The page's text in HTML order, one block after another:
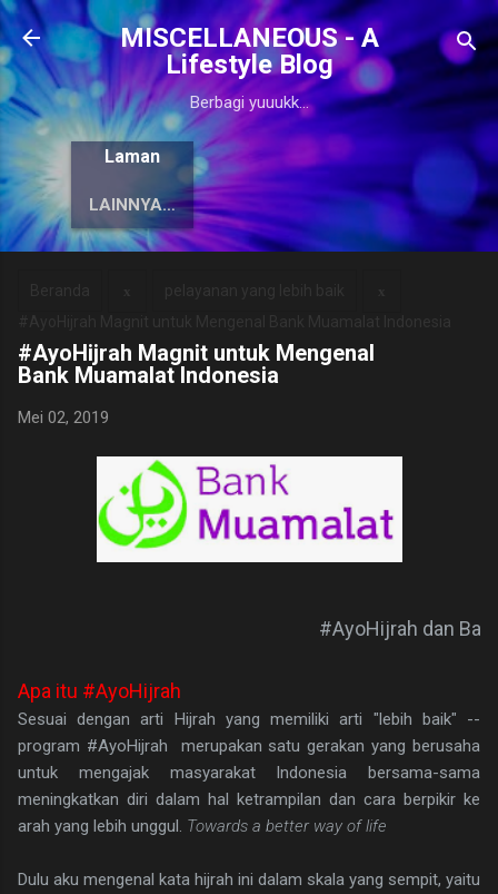
Langsung ke konten utama
MISCELLANEOUS - A
Lifestyle Blog
Berbagi yuuukk...
Laman
LAINNYA…
#AyoHijrah Magnit untuk Mengenal
Bank Muamalat Indonesia
Mei 02, 2019
#AyoHijrah dan Bank
Apa itu #AyoHijrah
Sesuai dengan arti Hijrah yang memiliki arti "lebih baik" --
program #AyoHijrah merupakan satu gerakan yang berusaha
untuk mengajak masyarakat Indonesia bersama-sama
meningkatkan diri dalam hal ketrampilan dan cara berpikir ke
arah yang lebih unggul. Towards a better way of life
Dulu aku mengenal kata hijrah ini dalam skala yang sempit, yaitu